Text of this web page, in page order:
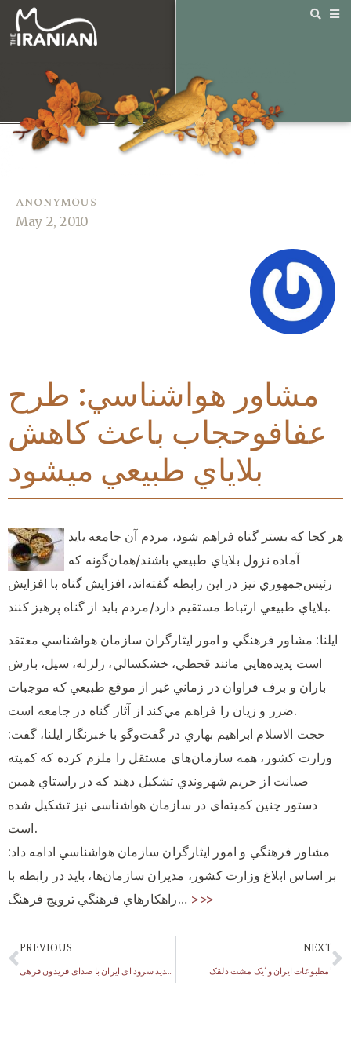
anonymous
May 2, 2010
مشاور هواشناسي: طرح
عفافوحجاب باعث كاهش
بلاياي طبيعي ميشود
هر كجا كه بستر گناه فراهم شود، مردم آن جامعه بايد
آماده نزول بلاياي طبيعي باشند/همان‌گونه كه
رئيس‌جمهوري نيز در اين رابطه گفته‌اند، افزايش گناه با افزايش
بلاياي طبيعي ارتباط مستقيم دارد/مردم بايد از گناه پرهيز كنند.
ایلنا: مشاور فرهنگي و امور ايثارگران سازمان هواشناسي معتقد
است پديده‌هايي مانند قحطي، خشكسالي، زلزله، سيل، بارش
باران و برف فراوان در زماني غير از موقع طبيعي كه موجبات
ضرر و زيان را فراهم مي‌كند از آثار گناه در جامعه است.
حجت الاسلام ابراهيم بهاري در گفت‌وگو با خبرنگار ايلنا، گفت:
وزارت كشور، همه سازمان‌هاي مستقل را ملزم كرده كه كميته
صيانت از حريم شهروندي تشكيل دهند كه در راستاي همين
دستور چنين كميته‌اي در سازمان هواشناسي نيز تشكيل شده
است.
مشاور فرهنگي و امور ايثارگران سازمان هواشناسي ادامه داد:
بر اساس ابلاغ وزارت كشور، مديران سازمان‌ها، بايد در رابطه با
راهكارهاي فرهنگي ترويج فرهنگ… >>>
PREVIOUS
اجرای جدید سرود ای ایران با صدای فریدون فرهی
NEXT
مطبوعات ایران و ‘یک مشت دلقک’